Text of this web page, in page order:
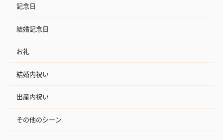
記念日
結婚記念日
お礼
結婚内祝い
出産内祝い
その他のシーン